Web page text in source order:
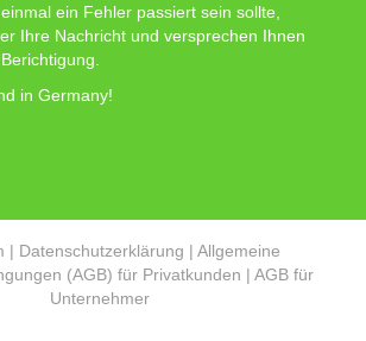
ein Fehler passiert sein sollte,
Ihre Nachricht und versprechen Ihnen
in Germany!
| Datenschutzerklärung | Allgemeine
(AGB) für Privatkunden | AGB für
Unternehmer